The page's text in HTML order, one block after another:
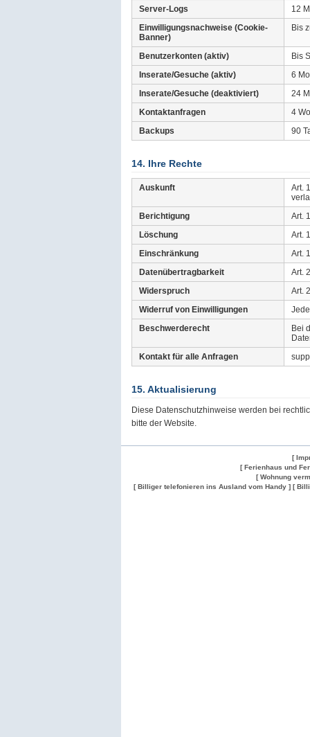
Server-Logs
12
Einwilligungsnachweise (Cookie-
Banner)
Bis
Benutzerkonten (aktiv)
Bis
Inserate/Gesuche (aktiv)
6
Inserate/Gesuche (deaktiviert)
24
Kontaktanfragen
4
Backups
90
14. Ihre Rechte
Auskunft
Art.
Berichtigung
Art.
Löschung
Art.
Einschränkung
Art.
Datenübertragbarkeit
Art.
Widerspruch
Art.
Widerruf von Einwilligungen
Beschwerderecht
Bei
Kontakt für alle Anfragen
15. Aktualisierung
Diese Datenschutzhinweise werden bei
bitte der Website.
[
[ Ferienhaus und
[ Wohnung
[ Billiger telefonieren ins Ausland vom Handy ] [